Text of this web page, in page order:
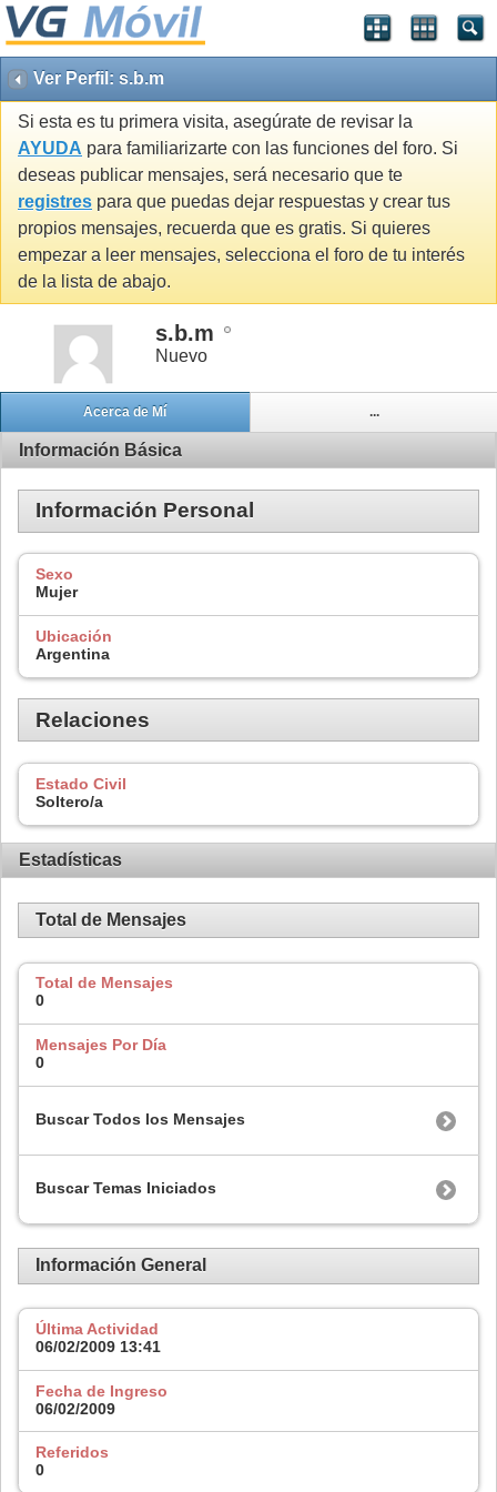
Ver Perfil: s.b.m
Si esta es tu primera visita, asegúrate de revisar la
AYUDA para familiarizarte con las funciones del foro. Si
deseas publicar mensajes, será necesario que te
registres para que puedas dejar respuestas y crear tus
propios mensajes, recuerda que es gratis. Si quieres
empezar a leer mensajes, selecciona el foro de tu interés
de la lista de abajo.
s.b.m
Nuevo
Acerca de Mí ...
Información Básica
Información Personal
Sexo
Mujer
Ubicación
Argentina
Relaciones
Estado Civil
Soltero/a
Estadísticas
Total de Mensajes
Total de Mensajes
0
Mensajes Por Día
0
Buscar Todos los Mensajes
Buscar Temas Iniciados
Información General
Última Actividad
06/02/2009 13:41
Fecha de Ingreso
06/02/2009
Referidos
0